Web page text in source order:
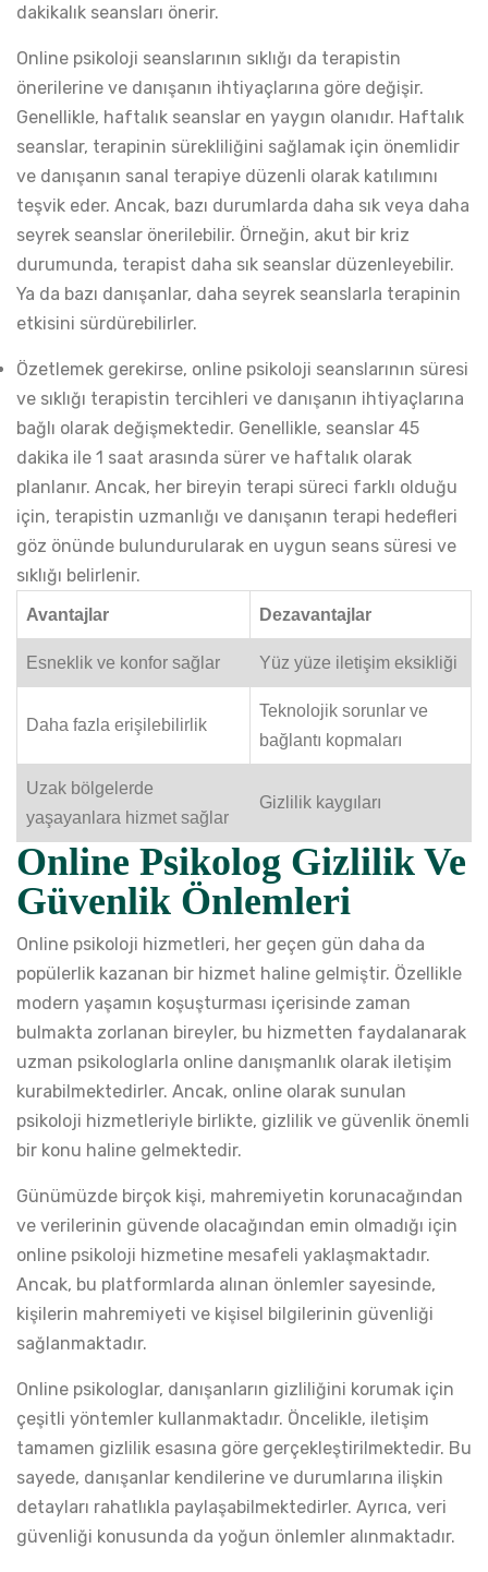
dakikalık seansları önerir.
Online psikoloji seanslarının sıklığı da terapistin
önerilerine ve danışanın ihtiyaçlarına göre değişir.
Genellikle, haftalık seanslar en yaygın olanıdır. Haftalık
seanslar, terapinin sürekliliğini sağlamak için önemlidir
ve danışanın sanal terapiye düzenli olarak katılımını
teşvik eder. Ancak, bazı durumlarda daha sık veya daha
seyrek seanslar önerilebilir. Örneğin, akut bir kriz
durumunda, terapist daha sık seanslar düzenleyebilir.
Ya da bazı danışanlar, daha seyrek seanslarla terapinin
etkisini sürdürebilirler.
Özetlemek gerekirse, online psikoloji seanslarının süresi
ve sıklığı terapistin tercihleri ve danışanın ihtiyaçlarına
bağlı olarak değişmektedir. Genellikle, seanslar 45
dakika ile 1 saat arasında sürer ve haftalık olarak
planlanır. Ancak, her bireyin terapi süreci farklı olduğu
için, terapistin uzmanlığı ve danışanın terapi hedefleri
göz önünde bulundurularak en uygun seans süresi ve
sıklığı belirlenir.
Avantajlar Dezavantajlar
Esneklik ve konfor sağlar Yüz yüze iletişim eksikliği
Daha fazla erişilebilirlik
Teknolojik sorunlar ve
bağlantı kopmaları
Uzak bölgelerde
yaşayanlara hizmet sağlar
Gizlilik kaygıları
Online Psikolog Gizlilik Ve
Güvenlik Önlemleri
Online psikoloji hizmetleri, her geçen gün daha da
popülerlik kazanan bir hizmet haline gelmiştir. Özellikle
modern yaşamın koşuşturması içerisinde zaman
bulmakta zorlanan bireyler, bu hizmetten faydalanarak
uzman psikologlarla online danışmanlık olarak iletişim
kurabilmektedirler. Ancak, online olarak sunulan
psikoloji hizmetleriyle birlikte, gizlilik ve güvenlik önemli
bir konu haline gelmektedir.
Günümüzde birçok kişi, mahremiyetin korunacağından
ve verilerinin güvende olacağından emin olmadığı için
online psikoloji hizmetine mesafeli yaklaşmaktadır.
Ancak, bu platformlarda alınan önlemler sayesinde,
kişilerin mahremiyeti ve kişisel bilgilerinin güvenliği
sağlanmaktadır.
Online psikologlar, danışanların gizliliğini korumak için
çeşitli yöntemler kullanmaktadır. Öncelikle, iletişim
tamamen gizlilik esasına göre gerçekleştirilmektedir. Bu
sayede, danışanlar kendilerine ve durumlarına ilişkin
detayları rahatlıkla paylaşabilmektedirler. Ayrıca, veri
güvenliği konusunda da yoğun önlemler alınmaktadır.